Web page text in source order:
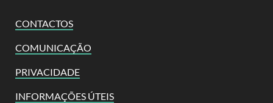
CONTACTOS
COMUNICAÇÃO
PRIVACIDADE
INFORMAÇÕES ÚTEIS